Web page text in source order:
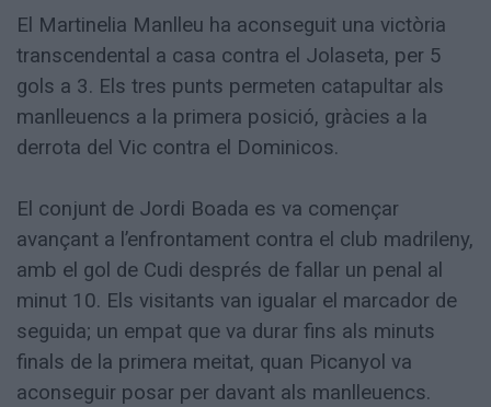
El Martinelia Manlleu ha aconseguit una victòria
transcendental a casa contra el Jolaseta, per 5
gols a 3. Els tres punts permeten catapultar als
manlleuencs a la primera posició, gràcies a la
derrota del Vic contra el Dominicos.
El conjunt de Jordi Boada es va començar
avançant a l’enfrontament contra el club madrileny,
amb el gol de Cudi després de fallar un penal al
minut 10. Els visitants van igualar el marcador de
seguida; un empat que va durar fins als minuts
finals de la primera meitat, quan Picanyol va
aconseguir posar per davant als manlleuencs.